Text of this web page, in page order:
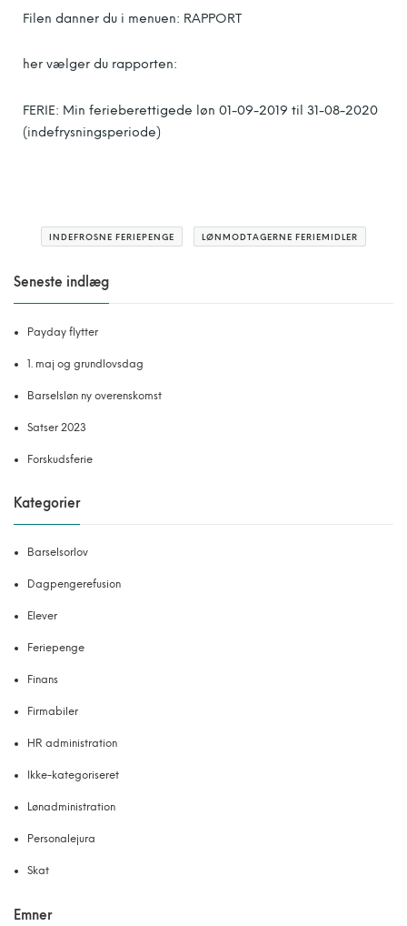
Filen danner du i menuen: RAPPORT
her vælger du rapporten:
FERIE: Min ferieberettigede løn 01-09-2019 til 31-08-2020
(indefrysningsperiode)
INDEFROSNE FERIEPENGE LØNMODTAGERNE FERIEMIDLER
Seneste indlæg
Payday flytter
1. maj og grundlovsdag
Barselsløn ny overenskomst
Satser 2023
Forskudsferie
Kategorier
Barselsorlov
Dagpengerefusion
Elever
Feriepenge
Finans
Firmabiler
HR administration
Ikke-kategoriseret
Lønadministration
Personalejura
Skat
Emner